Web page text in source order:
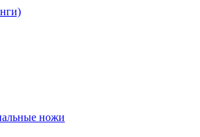
ножи